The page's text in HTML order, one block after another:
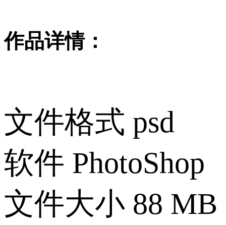
作品详情：
文件格式 psd
软件 PhotoShop
文件大小 88 MB